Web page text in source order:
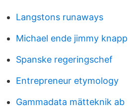
Langstons runaways
Michael ende jimmy knapp
Spanske regeringschef
Entrepreneur etymology
Gammadata mätteknik ab